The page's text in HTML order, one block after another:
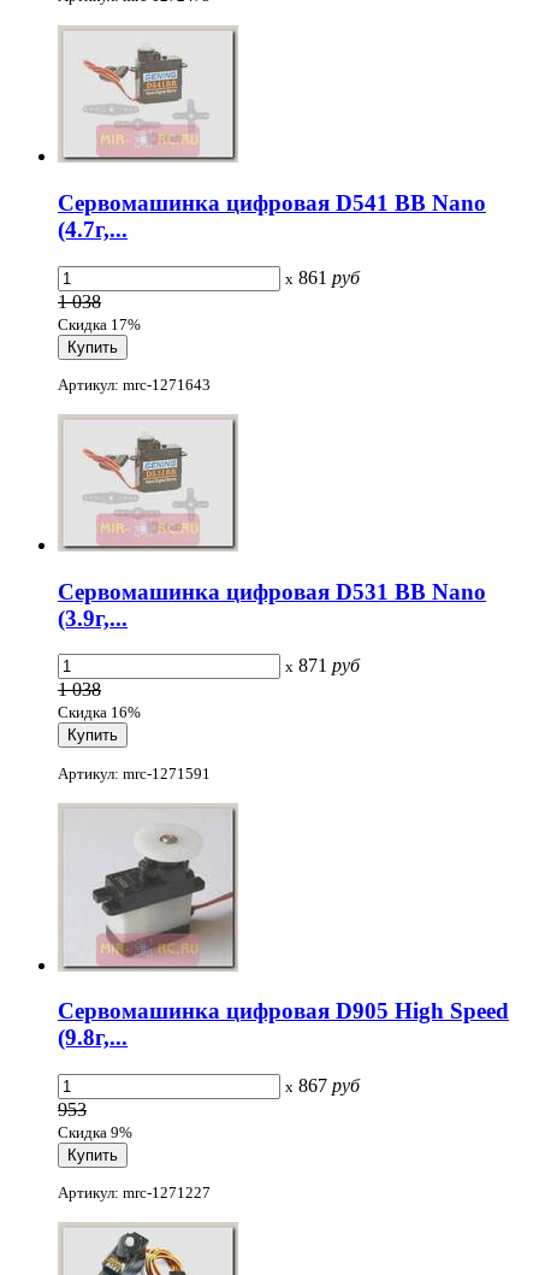
Cервомашинка цифровая D541 BB Nano
(4.7г,...
x 861 руб
1 038
Скидка 17%
Артикул: mrc-1271643
Cервомашинка цифровая D531 BB Nano
(3.9г,...
x 871 руб
1 038
Скидка 16%
Артикул: mrc-1271591
Cервомашинка цифровая D905 High Speed
(9.8г,...
x 867 руб
953
Скидка 9%
Артикул: mrc-1271227